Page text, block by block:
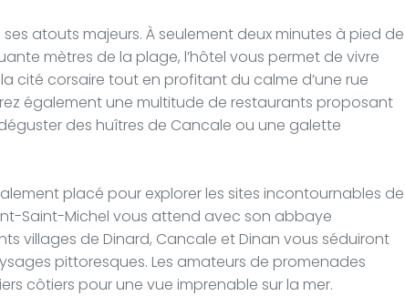
ses atouts majeurs. À seulement deux minutes à pied de
mètres de la plage, l’hôtel vous permet de vivre
cité corsaire tout en profitant du calme d’une rue
également une multitude de restaurants proposant
des huîtres de Cancale ou une galette
placé pour explorer les sites incontournables de
Saint-Michel vous attend avec son abbaye
villages de Dinard, Cancale et Dinan vous séduiront
pittoresques. Les amateurs de promenades
côtiers pour une vue imprenable sur la mer.